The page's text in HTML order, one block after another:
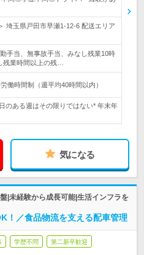
埼玉県戸田市早瀬1-12-6 配送エリア
手当、無事故手当、みなし残業10時
業時間以上の残…
働時間制（週平均40時間以内）
のある週はその限りではない* 年末年
気になる
|未経験から成長可能|生活インフラを
！／食品物流を支える配車管理
学歴不問 第二新卒歓迎